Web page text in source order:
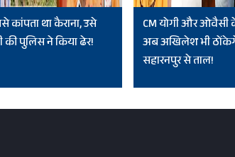
कांपता था कैराना, उसे
की पुलिस ने किया ढेर!
CM योगी और ओवैसी
अब अखिलेश भी
सहारनपुर से ताल!